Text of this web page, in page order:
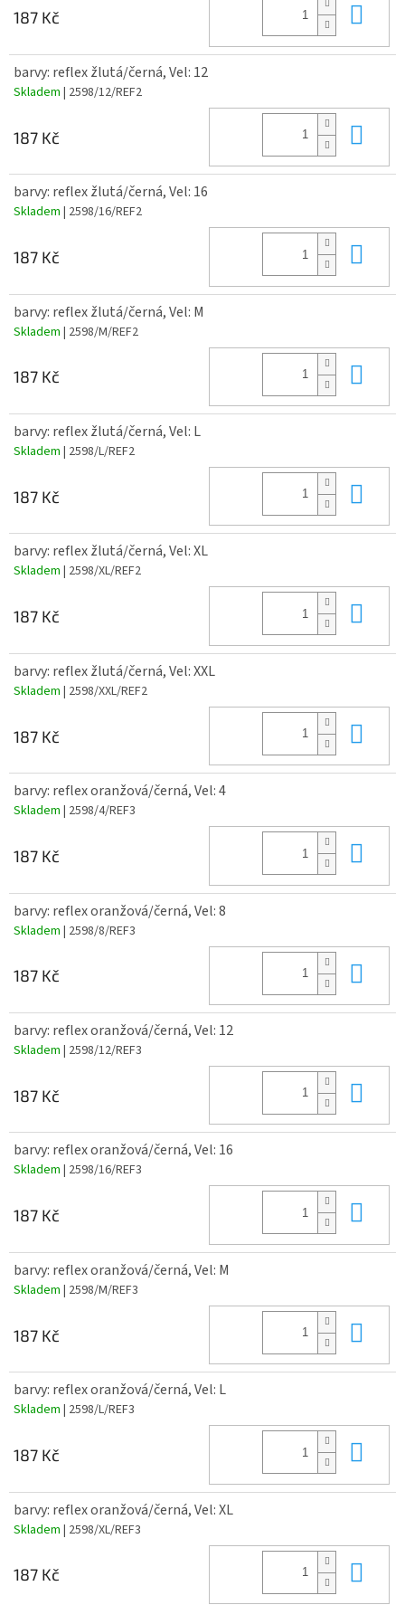
187 Kč
barvy: reflex žlutá/černá, Vel: 12
Skladem | 2598/12/REF2
187 Kč
barvy: reflex žlutá/černá, Vel: 16
Skladem | 2598/16/REF2
187 Kč
barvy: reflex žlutá/černá, Vel: M
Skladem | 2598/M/REF2
187 Kč
barvy: reflex žlutá/černá, Vel: L
Skladem | 2598/L/REF2
187 Kč
barvy: reflex žlutá/černá, Vel: XL
Skladem | 2598/XL/REF2
187 Kč
barvy: reflex žlutá/černá, Vel: XXL
Skladem | 2598/XXL/REF2
187 Kč
barvy: reflex oranžová/černá, Vel: 4
Skladem | 2598/4/REF3
187 Kč
barvy: reflex oranžová/černá, Vel: 8
Skladem | 2598/8/REF3
187 Kč
barvy: reflex oranžová/černá, Vel: 12
Skladem | 2598/12/REF3
187 Kč
barvy: reflex oranžová/černá, Vel: 16
Skladem | 2598/16/REF3
187 Kč
barvy: reflex oranžová/černá, Vel: M
Skladem | 2598/M/REF3
187 Kč
barvy: reflex oranžová/černá, Vel: L
Skladem | 2598/L/REF3
187 Kč
barvy: reflex oranžová/černá, Vel: XL
Skladem | 2598/XL/REF3
187 Kč